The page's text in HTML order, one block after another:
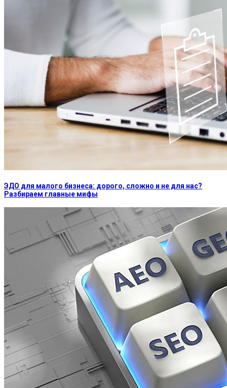
ЭДО для малого бизнеса: дорого, сложно и не для нас?
Разбираем главные мифы